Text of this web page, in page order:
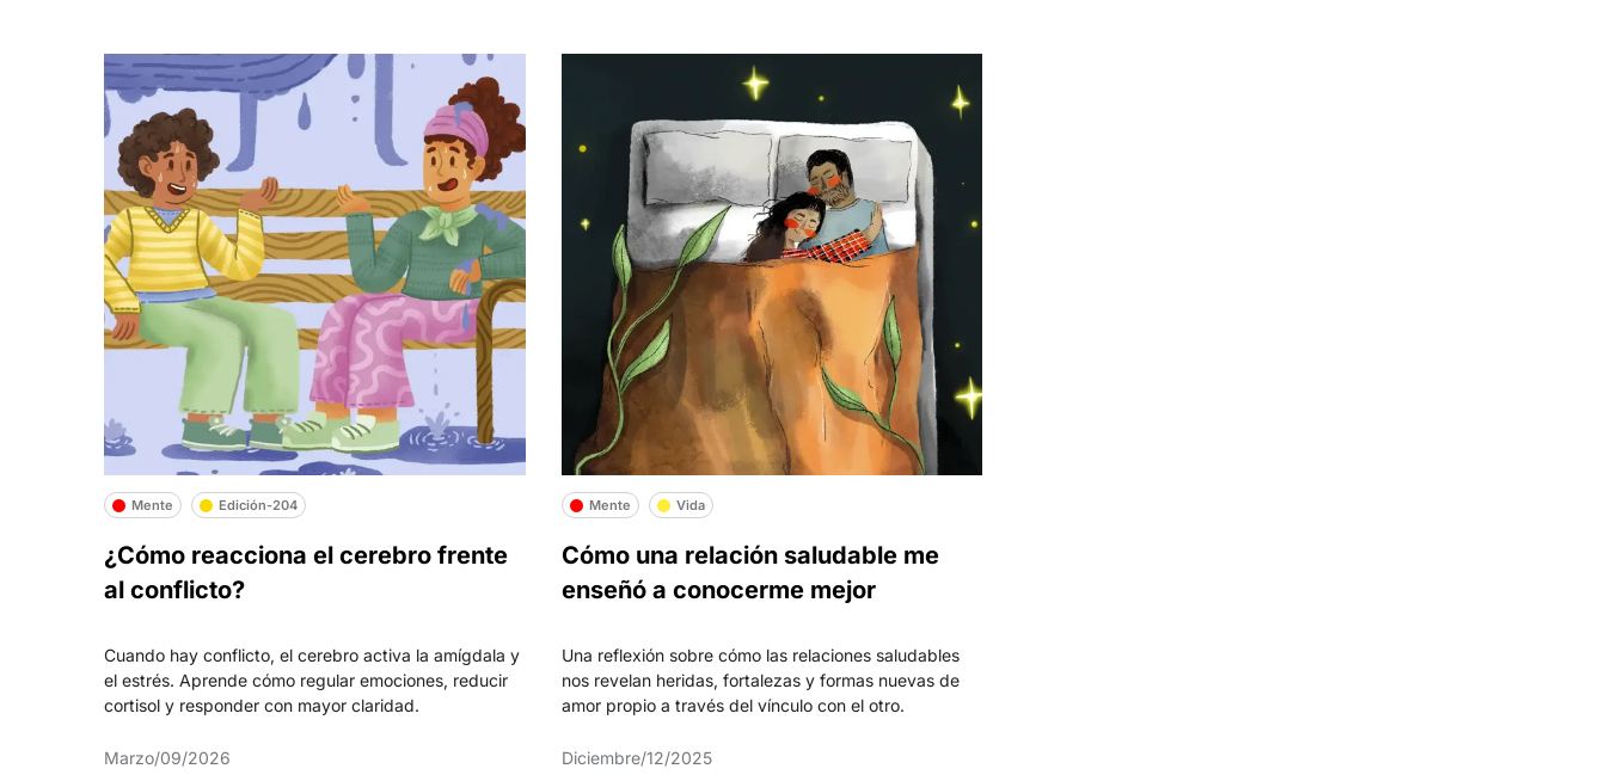
Mente Edición-204
¿Cómo reacciona el cerebro frente
al conflicto?
Cuando hay conflicto, el cerebro activa la amígdala y
el estrés. Aprende cómo regular emociones, reducir
cortisol y responder con mayor claridad.
Marzo/09/2026
Mente Vida
Cómo una relación saludable me
enseñó a conocerme mejor
Una reflexión sobre cómo las relaciones saludables
nos revelan heridas, fortalezas y formas nuevas de
amor propio a través del vínculo con el otro.
Diciembre/12/2025